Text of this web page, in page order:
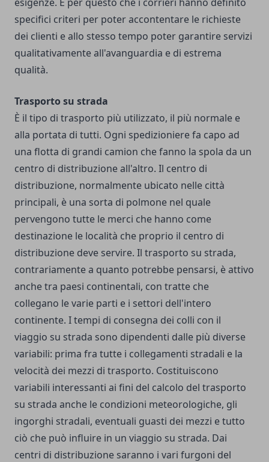
specifici criteri per poter accontentare le richieste
dei clienti e allo stesso tempo poter garantire servizi
qualitativamente all'avanguardia e di estrema
qualità.
Trasporto su strada
È il tipo di trasporto più utilizzato, il più normale e
alla portata di tutti. Ogni spedizioniere fa capo ad
una flotta di grandi camion che fanno la spola da un
centro di distribuzione all'altro. Il centro di
distribuzione, normalmente ubicato nelle città
principali, è una sorta di polmone nel quale
pervengono tutte le merci che hanno come
destinazione le località che proprio il centro di
distribuzione deve servire. Il trasporto su strada,
contrariamente a quanto potrebbe pensarsi, è attivo
anche tra paesi continentali, con tratte che
collegano le varie parti e i settori dell'intero
continente. I tempi di consegna dei colli con il
viaggio su strada sono dipendenti dalle più diverse
variabili: prima fra tutte i collegamenti stradali e la
velocità dei mezzi di trasporto. Costituiscono
variabili interessanti ai fini del calcolo del trasporto
su strada anche le condizioni meteorologiche, gli
ingorghi stradali, eventuali guasti dei mezzi e tutto
ciò che può influire in un viaggio su strada. Dai
centri di distribuzione saranno i vari furgoni del